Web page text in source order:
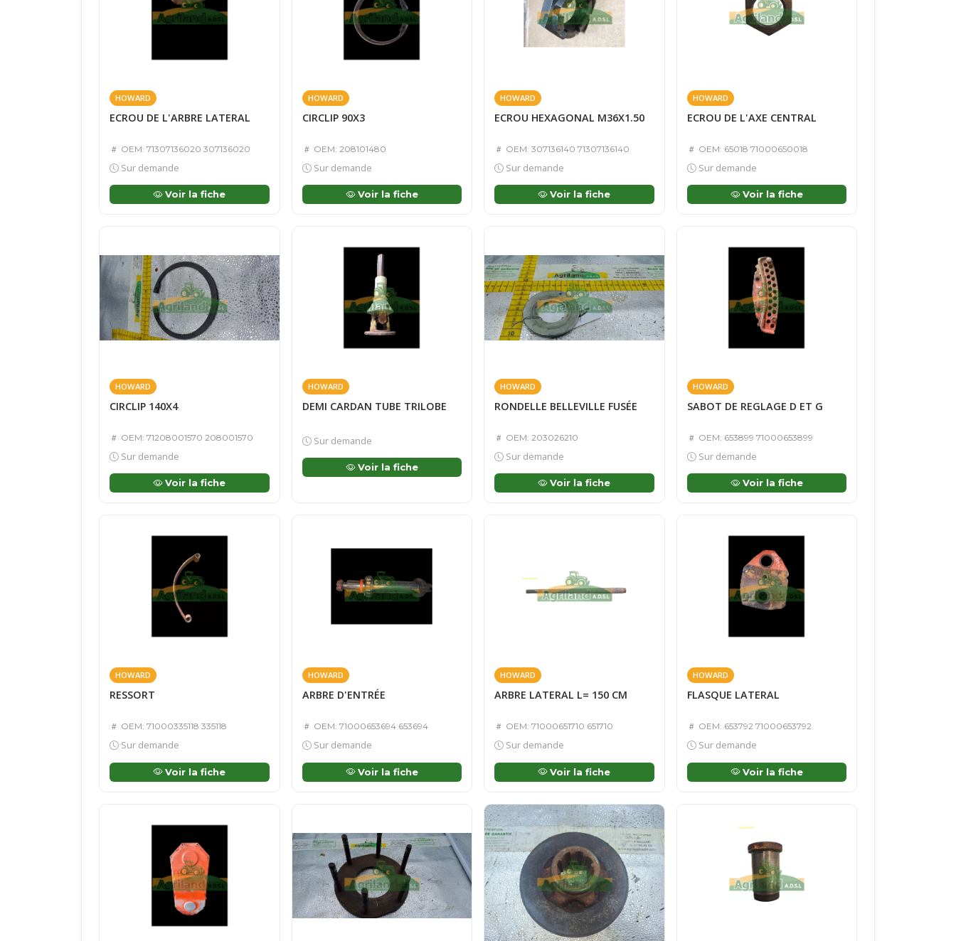
HOWARD
ECROU DE L'ARBRE LATERAL
OEM: 71307136020 307136020
Sur demande
Voir la fiche
HOWARD
CIRCLIP 90X3
OEM: 208101480
Sur demande
Voir la fiche
HOWARD
ECROU HEXAGONAL M36X1.50
OEM: 307136140 71307136140
Sur demande
Voir la fiche
HOWARD
ECROU DE L'AXE CENTRAL
OEM: 65018 71000650018
Sur demande
Voir la fiche
HOWARD
CIRCLIP 140X4
OEM: 71208001570 208001570
Sur demande
Voir la fiche
HOWARD
DEMI CARDAN TUBE TRILOBE
Sur demande
Voir la fiche
HOWARD
RONDELLE BELLEVILLE FUSÉE
OEM: 203026210
Sur demande
Voir la fiche
HOWARD
SABOT DE REGLAGE D ET G
OEM: 653899 71000653899
Sur demande
Voir la fiche
HOWARD
RESSORT
OEM: 71000335118 335118
Sur demande
Voir la fiche
HOWARD
ARBRE D'ENTRÉE
OEM: 71000653694 653694
Sur demande
Voir la fiche
HOWARD
ARBRE LATERAL L= 150 CM
OEM: 71000651710 651710
Sur demande
Voir la fiche
HOWARD
FLASQUE LATERAL
OEM: 653792 71000653792
Sur demande
Voir la fiche